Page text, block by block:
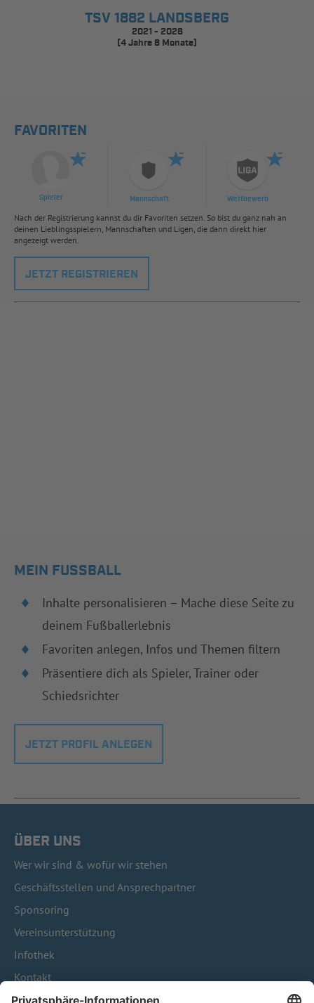
TSV 1882 LANDSBERG
2021 - 2026
(4 Jahre 8 Monate)
FAVORITEN
Spieler Mannschaft Wettbewerb
Nach der Registrierung kannst du dir Favoriten setzen. So bist du ganz nah an
deinen Lieblingsspielern, Mannschaften und Ligen, die dann direkt hier
angezeigt werden.
JETZT REGISTRIEREN
MEIN FUSSBALL
Inhalte personalisieren – Mache diese Seite zu
deinem Fußballerlebnis
Favoriten anlegen, Infos und Themen filtern
Präsentiere dich als Spieler, Trainer oder
Schiedsrichter
JETZT PROFIL ANLEGEN
ÜBER UNS
Wer wir sind & wofür wir stehen
Geschäftsstellen und Ansprechpartner
Sponsoring
Vereinsunterstützung
Infothek
Kontakt